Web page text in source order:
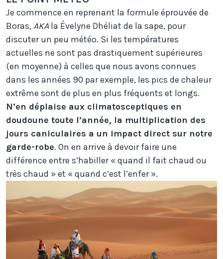
Je commence en reprenant la formule éprouvée de
Boras,AKA la Évelyne Dhéliat de la sape, pour
discuter un peu météo. Si les températures
actuelles ne sont pas drastiquement supérieures
(en moyenne) à celles que nous avons connues
dans les années 90 par exemple, les pics de chaleur
extrême sont de plus en plus fréquents et longs.
N’en déplaise aux climatosceptiques en
doudoune toute l’année, la multiplication des
jours caniculaires a un impact direct sur notre
garde-robe. On en arrive à devoir faire une
différence entre s’habiller « quand il fait chaud ou
très chaud » et « quand c’est l’enfer ».